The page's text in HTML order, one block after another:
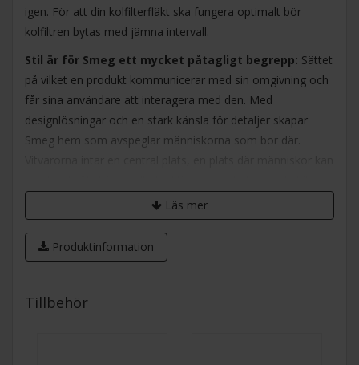
igen. För att din kolfilterfläkt ska fungera optimalt bör
kolfiltren bytas med jämna intervall.
Stil är för Smeg ett mycket påtagligt begrepp: Sättet
på vilket en produkt kommunicerar med sin omgivning och
får sina användare att interagera med den. Med
designlösningar och en stark känsla för detaljer skapar
Smeg hem som avspeglar människorna som bor där.
en perfekt, fullt utrustad samlingsplats för trevliga stunder
och sammankomster.
Smegs egen inredningsstudio,
Bellini, Piano Design-studion, Marc Newson och Giancarlo
Läs mer
Produktinformation
Tillbehör